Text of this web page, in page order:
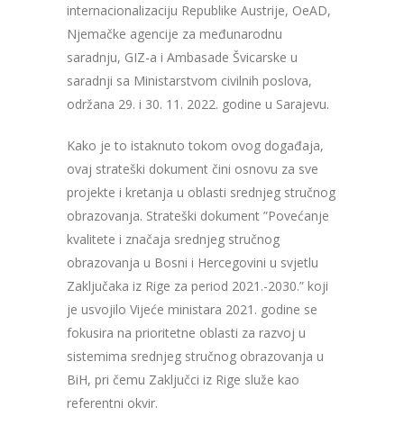
internacionalizaciju Republike Austrije, OeAD,
Njemačke agencije za međunarodnu
saradnju, GIZ-a i Ambasade Švicarske u
saradnji sa Ministarstvom civilnih poslova,
održana 29. i 30. 11. 2022. godine u Sarajevu.
Kako je to istaknuto tokom ovog događaja,
ovaj strateški dokument čini osnovu za sve
projekte i kretanja u oblasti srednjeg stručnog
obrazovanja. Strateški dokument ”Povećanje
kvalitete i značaja srednjeg stručnog
obrazovanja u Bosni i Hercegovini u svjetlu
Zaključaka iz Rige za period 2021.-2030.” koji
je usvojilo Vijeće ministara 2021. godine se
fokusira na prioritetne oblasti za razvoj u
sistemima srednjeg stručnog obrazovanja u
BiH, pri čemu Zaključci iz Rige služe kao
referentni okvir.